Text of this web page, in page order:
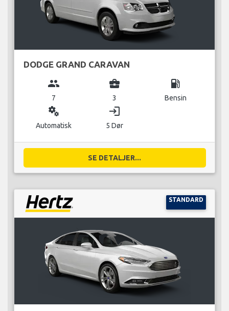
DODGE GRAND CARAVAN
group
7
business_center
3
local_gas_station
Bensin
miscellaneous_services
Automatisk
login
5 Dør
SE DETALJER...
STANDARD